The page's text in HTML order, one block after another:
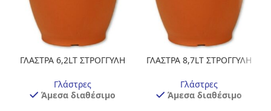
ΓΛΑΣΤΡΑ 6,2LT ΣΤΡΟΓΓΥΛΗ
Γλάστρες
Άμεσα διαθέσιμο
ΓΛΑΣΤΡΑ 8,7LT ΣΤΡΟΓΓΥΛΗ
Γλάστρες
Άμεσα διαθέσιμο